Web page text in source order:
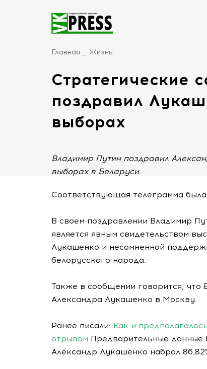
Главная Жизнь
Стратегические
поздравил
выборах
Владимир Путин поздравил
выборах в Беларуси.
Соответствующая телеграмма
В своем поздравлении Владимир
является явным свидетельством
Лукашенко и несомненной
белорусского народа.
Также в сообщении говорится, что
Александра Лукашенко в Москву.
Ранее писали: Как и
отрывом Предварительные данные
Александр Лукашенко набрал